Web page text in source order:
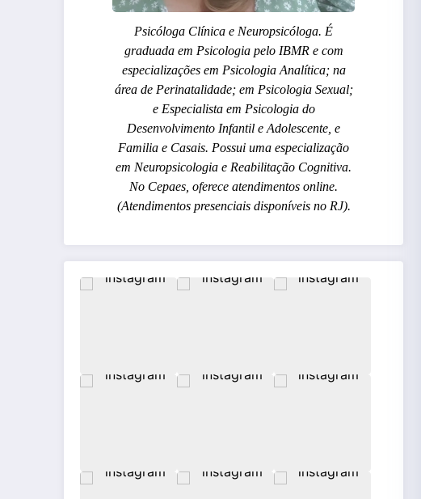
Psicóloga Clínica e Neuropsicóloga. É
graduada em Psicologia pelo IBMR e com
especializações em Psicologia Analítica; na
área de Perinatalidade; em Psicologia Sexual;
e Especialista em Psicologia do
Desenvolvimento Infantil e Adolescente, e
Familia e Casais. Possui uma especialização
em Neuropsicologia e Reabilitação Cognitiva.
No Cepaes, oferece atendimentos online.
(Atendimentos presenciais disponíveis no RJ).